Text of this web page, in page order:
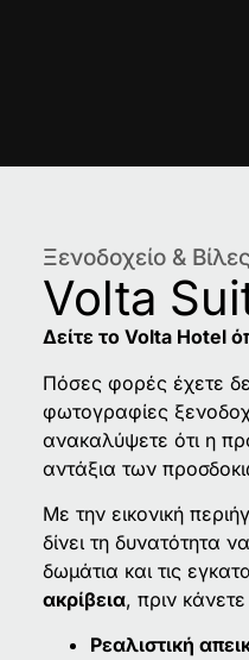
Ξενοδοχείο & Βίλες
Volta
Δείτε το Volta Hotel
Πόσες φορές έχετε
φωτογραφίες
ανακαλύψετε ότι η
αντάξια των
Με την εικονική
δίνει τη δυνατότητα
δωμάτια και τις
ακρίβεια, πριν
Ρεαλιστική